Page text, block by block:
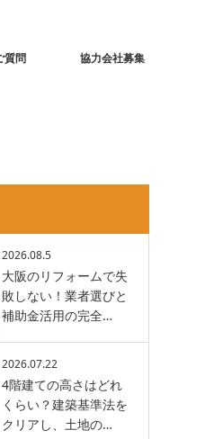
質問 協力会社募集
2026.08.5
大阪のリフォームで失
敗しない！業者選びと
補助金活用の完全…
2026.07.22
4階建ての高さはどれ
くらい？建築基準法を
クリアし、土地の…